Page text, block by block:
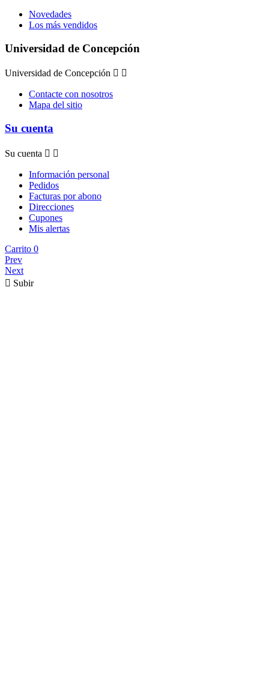
Novedades
Los más vendidos
Universidad de Concepción
Universidad de Concepción  
Contacte con nosotros
Mapa del sitio
Su cuenta
Su cuenta  
Información personal
Pedidos
Facturas por abono
Direcciones
Cupones
Mis alertas
Carrito 0
Prev
Next
 Subir